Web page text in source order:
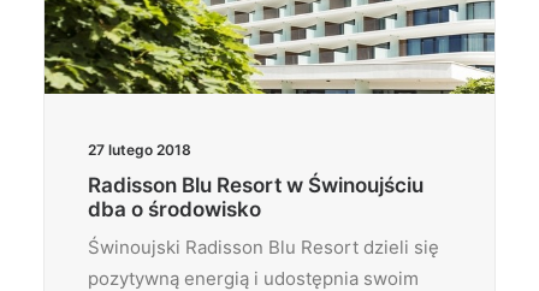
27 lutego 2018
Radisson Blu Resort w Świnoujściu
dba o środowisko
Świnoujski Radisson Blu Resort dzieli się
pozytywną energią i udostępnia swoim